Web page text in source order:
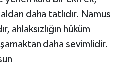
daha tatlıdır. Namus
ahlaksızlığın hüküm
daha sevimlidir.